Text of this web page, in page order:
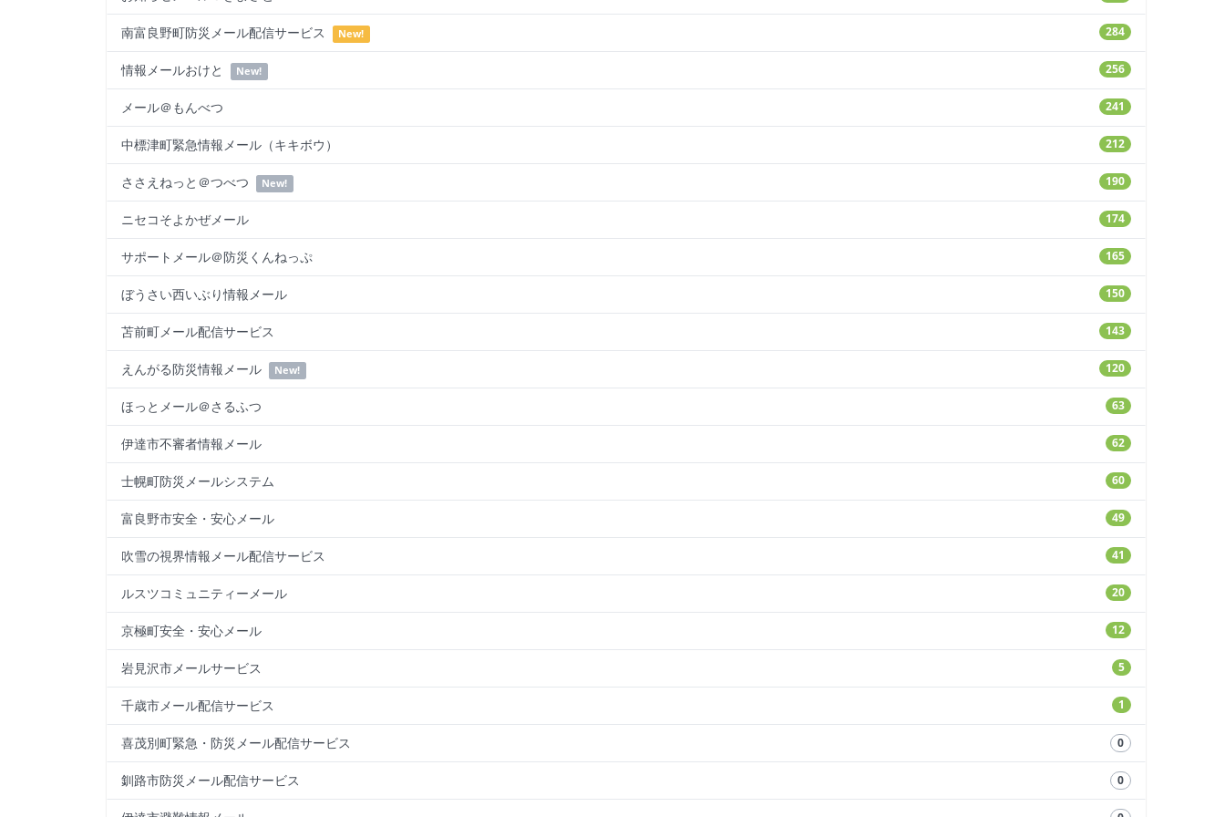
284
南富良野町防災メール配信サービス New!
256
情報メールおけと New!
241
メール＠もんべつ
212
中標津町緊急情報メール（キキボウ）
190
ささえねっと＠つべつ New!
174
ニセコそよかぜメール
165
サポートメール＠防災くんねっぷ
150
ぼうさい西いぶり情報メール
143
苫前町メール配信サービス
120
えんがる防災情報メール New!
63
ほっとメール＠さるふつ
62
伊達市不審者情報メール
60
士幌町防災メールシステム
49
富良野市安全・安心メール
41
吹雪の視界情報メール配信サービス
20
ルスツコミュニティーメール
12
京極町安全・安心メール
5
岩見沢市メールサービス
1
千歳市メール配信サービス
0
喜茂別町緊急・防災メール配信サービス
0
釧路市防災メール配信サービス